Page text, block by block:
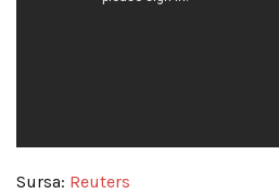
Sursa: Reuters